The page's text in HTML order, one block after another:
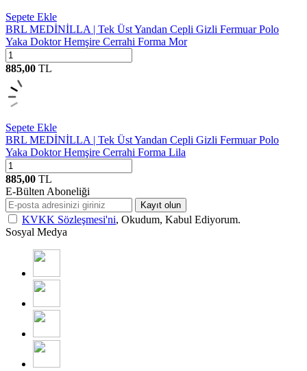
Sepete Ekle
BRL MEDİNİLLA | Tek Üst Yandan Cepli Gizli Fermuar Polo
Yaka Doktor Hemşire Cerrahi Forma Mor
885,00 TL
Sepete Ekle
BRL MEDİNİLLA | Tek Üst Yandan Cepli Gizli Fermuar Polo
Yaka Doktor Hemşire Cerrahi Forma Lila
885,00 TL
E-Bülten Aboneliği
Kayıt olun
KVKK Sözleşmesi'ni, Okudum, Kabul Ediyorum.
Sosyal Medya